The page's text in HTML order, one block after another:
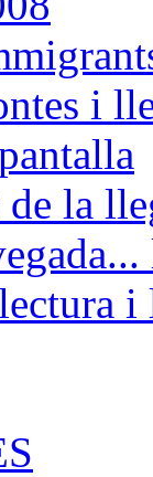
i
de la
i